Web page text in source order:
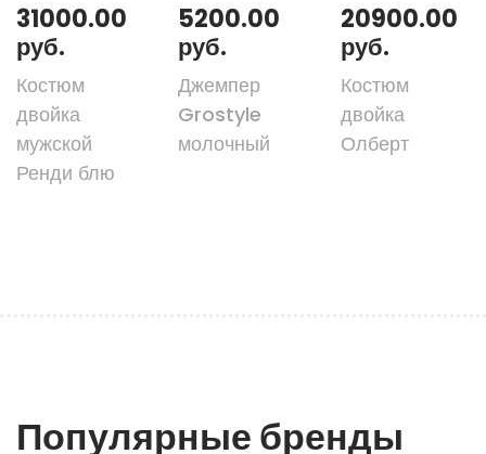
31000.00
руб.
Костюм
двойка
мужской
Ренди блю
5200.00
руб.
Джемпер
Grostyle
молочный
20900.00
руб.
Костюм
двойка
Олберт
Популярные бренды